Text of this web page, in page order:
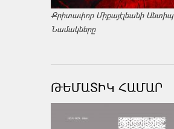
Քրիտափոր Միքայէլեանի Անտիպ
Նամակները
ԹԵՄԱՏԻԿ ՀԱՄԱՐ